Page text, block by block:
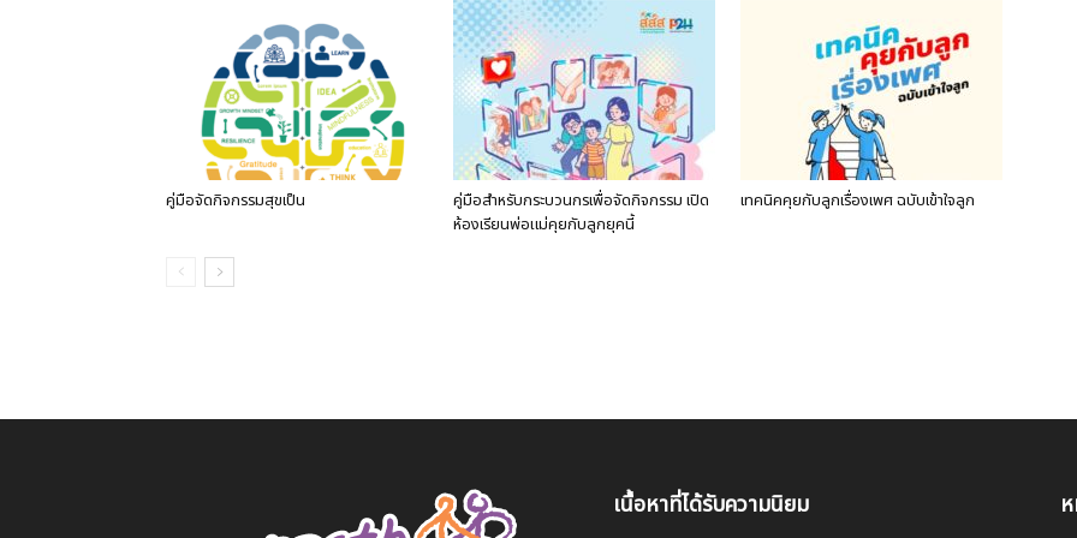
คู่มือจัดกิจกรรมสุขเป็น
คู่มือสำหรับกระบวนกรเพื่อจัดกิจกรรม เปิด
ห้องเรียนพ่อแม่คุยกับลูกยุคนี้
เทคนิคคุยกับลูกเรื่องเพศ ฉบับเข้าใจลูก
เนื้อหาที่ได้รับความนิยม